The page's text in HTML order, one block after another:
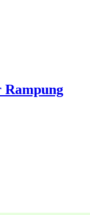
Rampung